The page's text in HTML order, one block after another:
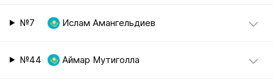
№7 Ислам Амангельдиев
№44 Аймар Мутиголла